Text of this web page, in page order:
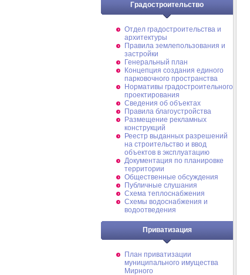
Градостроительство
Отдел градостроительства и
архитектуры
Правила землепользования и
застройки
Генеральный план
Концепция создания единого
парковочного пространства
Нормативы градостроительного
проектирования
Сведения об объектах
Правила благоустройства
Размещение рекламных
конструкций
Реестр выданных разрешений
на строительство и ввод
объектов в эксплуатацию
Документация по планировке
территории
Общественные обсуждения
Публичные слушания
Схема теплоснабжения
Схемы водоснабжения и
водоотведения
Приватизация
План приватизации
муниципального имущества
Мирного